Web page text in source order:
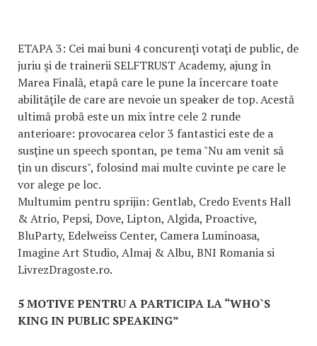
ETAPA 3: Cei mai buni 4 concurenţi votaţi de public, de
juriu şi de trainerii SELFTRUST Academy, ajung în
Marea Finală, etapă care le pune la încercare toate
abilităţile de care are nevoie un speaker de top. Acestă
ultimă probă este un mix între cele 2 runde
anterioare: provocarea celor 3 fantastici este de a
susţine un speech spontan, pe tema "Nu am venit să
ţin un discurs", folosind mai multe cuvinte pe care le
vor alege pe loc.
Multumim pentru sprijin: Gentlab, Credo Events Hall
& Atrio, Pepsi, Dove, Lipton, Algida, Proactive,
BluParty, Edelweiss Center, Camera Luminoasa,
Imagine Art Studio, Almaj & Albu, BNI Romania si
LivrezDragoste.ro.
5 MOTIVE PENTRU A PARTICIPA LA “WHO`S
KING IN PUBLIC SPEAKING”